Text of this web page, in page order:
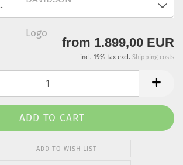
from 1.899,00 EUR
incl. 19% tax excl. Shipping costs
ADD TO WISH LIST